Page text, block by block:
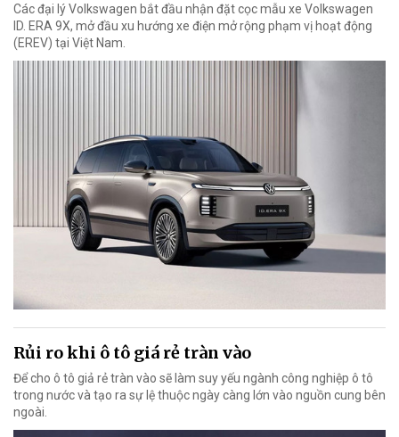
Các đại lý Volkswagen bắt đầu nhận đặt cọc mẫu xe Volkswagen
ID. ERA 9X, mở đầu xu hướng xe điện mở rộng phạm vị hoạt động
(EREV) tại Việt Nam.
Rủi ro khi ô tô giá rẻ tràn vào
Để cho ô tô giả rẻ tràn vào sẽ làm suy yếu ngành công nghiệp ô tô
trong nước và tạo ra sự lệ thuộc ngày càng lớn vào nguồn cung bên
ngoài.